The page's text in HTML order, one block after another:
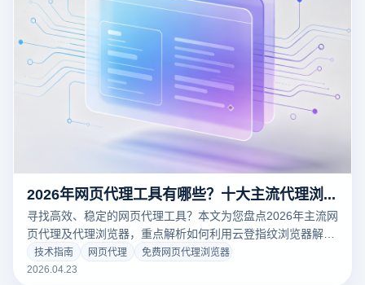
2026年网页代理工具有哪些？十大主流代理浏览器与指纹浏览器深度评测
寻找高效、稳定的网页代理工具？本文为您盘点2026年主流网
页代理及代理浏览器，重点解析如何利用云登指纹浏览器解决
跨境多账号关联难题。无论您是从事海外SEO还是跨境电商，
这份深度工具指南都能助您规避封号风险，提升运营效率。
技术指南 网页代理
免费网页代理浏览器
2026.04.23